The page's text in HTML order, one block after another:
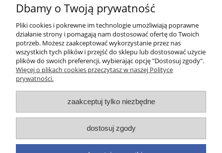
O firmie
(c)2015-2022 Sklep internetowy Higieniczny.pl - Ergonomia czystości:
Wyposażenie toalet publicznych (suszarka do rąk; dozownik mydła) oraz
łazienek dla osób niepełnosprawnych (poręcze i uchwyty). Wszelkie prawa
zastrzeżone. Zakaz kopiowania i powielania treści. Strona korzysta z plików
cookies. Zerknij na nasze forum i przeczytaj aktualne opinie. Nasz ranking
Dyson,EKAPLAST,Faneco,Warmtec,Starmix,Makoinstal(Simex),Fumagalli
,Tork,MOEL,BLOMUS
GOJO,Purell(w ofercie posiadamy odpowiednie zamienniki). Infolinia
Dbamy o Twoją prywatność
Pliki cookies i pokrewne im technologie umożliwiają poprawne
działanie strony i pomagają nam dostosować ofertę do Twoich
potrzeb. Możesz zaakceptować wykorzystanie przez nas
wszystkich tych plików i przejść do sklepu lub dostosować użycie
plików do swoich preferencji, wybierając opcję "Dostosuj zgody".
Więcej o plikach cookies przeczytasz w naszej Polityce
prywatności.
zaakceptuj tylko niezbędne
dostosuj zgody